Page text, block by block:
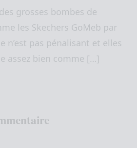
grosses bombes de
les Skechers GoMeb par
n’est pas pénalisant et elles
assez bien comme […]